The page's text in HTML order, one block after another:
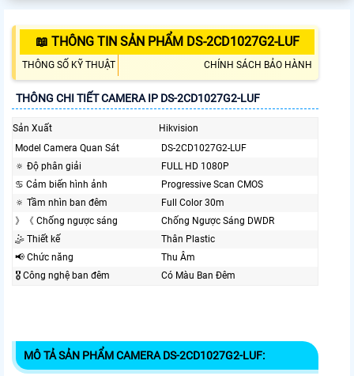
📖 THÔNG TIN SẢN PHẨM DS-2CD1027G2-LUF
THÔNG SỐ KỸ THUẬT CHÍNH SÁCH BẢO HÀNH
THÔNG CHI TIẾT CAMERA IP DS-2CD1027G2-LUF
Sản Xuất
Hikvision
Model Camera Quan Sát
DS-2CD1027G2-LUF
🔅 Độ phân giải
FULL HD 1080P
♋ Cảm biến hình ảnh
Progressive Scan CMOS
🔅 Tầm nhìn ban đêm
Full Color 30m
》《 Chống ngược sáng
Chống Ngược Sáng DWDR
🤹 Thiết kế
Thân Plastic
📢 Chức năng
Thu Âm
🎖️ Công nghệ ban đêm
Có Màu Ban Ðêm
MÔ TẢ SẢN PHẨM CAMERA DS-2CD1027G2-LUF: